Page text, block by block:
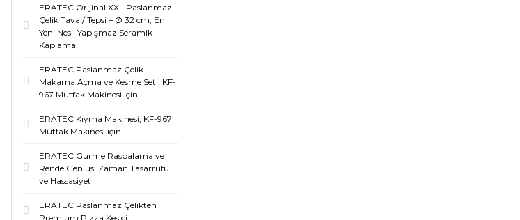
ERATEC Orijinal XXL Paslanmaz
Çelik Tava / Tepsi – Ø 32 cm, En
Yeni Nesil Yapışmaz Seramik
Kaplama
ERATEC Paslanmaz Çelik
Makarna Açma ve Kesme Seti, KF-
967 Mutfak Makinesi için
ERATEC Kıyma Makinesi, KF-967
Mutfak Makinesi için
ERATEC Gurme Raspalama ve
Rende Genius: Zaman Tasarrufu
ve Hassasiyet
ERATEC Paslanmaz Çelikten
Premium Pizza Kesici